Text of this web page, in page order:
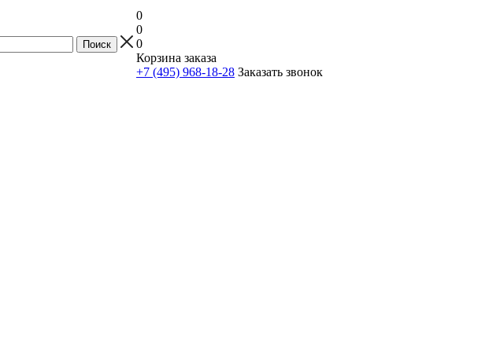
0
0
0
Корзина заказа
+7 (495) 968-18-28 Заказать звонок